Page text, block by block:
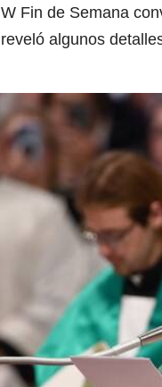
W Fin de Semana
reveló algunos